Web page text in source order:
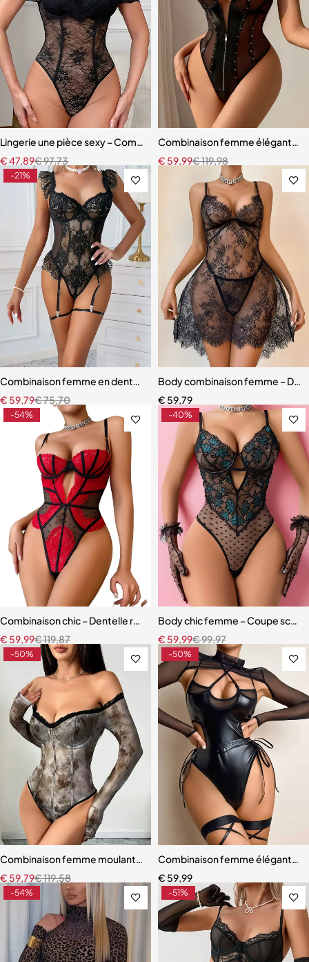
Lingerie une pièce sexy – Combinaison florale voir-à-travers
€97,73
€47,89
Combinaison femme élégante –
€119,98
€ 59,99
-21%
Combinaison femme en dentelle noire – Body slim tendance,
€75,70
€ 59,79
Body combinaison femme –
€ 59,79
-54%
Combinaison chic – Dentelle raffinée et coupe ajustée moderne
€119,87
€ 59,99
-40%
Body chic femme – Coupe
€99,97
€ 59,99
-50%
Combinaison femme moulante – Manches longues avec col slash
€119,58
€ 59,79
-50%
Combinaison femme élégante –
€ 59,99
-54% -51%